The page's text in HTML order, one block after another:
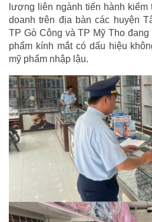
lượng liên ngành tiến hành
doanh trên địa bàn các huyện
TP Gò Công và TP Mỹ Tho
phẩm kính mắt có dấu hiệu
mỹ phẩm nhập lậu.